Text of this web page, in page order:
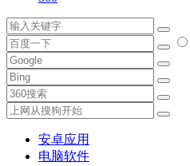
安卓应用
电脑软件